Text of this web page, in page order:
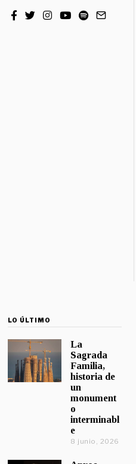
LO ÚLTIMO
La
Sagrada
Familia,
historia de
un
monument
o
interminabl
e
8 junio, 2026